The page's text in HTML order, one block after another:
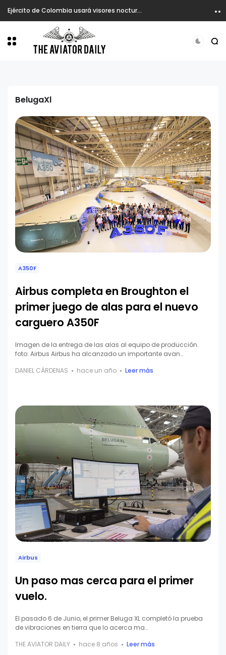
Ejército de Colombia usará visores nocturnos en atención de emergencia desde helicópteros.
BelugaXl
A350F
Airbus completa en Broughton el
primer juego de alas para el nuevo
carguero A350F
Imagen de la entrega de las alas al equipo de producción.
foto: Airbus Airbus ha alcanzado un importante avan…
DANIEL CÁRDENAS
hace un año Leer más
Airbus
Un paso mas cerca para el primer
vuelo.
El pasado 6 de Junio, el primer Beluga XL completó la prueba
de vibraciones en tierra que lo acerca ma…
THE AVIATOR DAILY
hace 8 años Leer más